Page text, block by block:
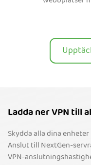
Ladda ner VPN till
Skydda alla dina
Anslut till NextGen-
VPN-